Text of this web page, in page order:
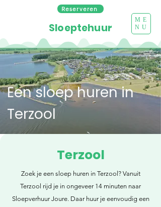
Reserveren
ME
NU
Sloeptehuur
Een sloep huren in
Terzool
Terzool
Zoek je een sloep huren in Terzool? Vanuit
Terzool rijd je in ongeveer 14 minuten naar
Sloepverhuur Joure. Daar huur je eenvoudig een